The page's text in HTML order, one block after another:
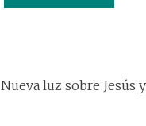
Nueva luz sobre Jesús